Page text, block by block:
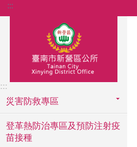
跳到主要內容區塊
:::
:::
災害防救專區
登革熱防治專區及預防注射疫
苗接種